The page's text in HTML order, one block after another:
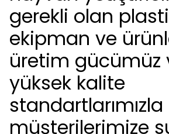
gerekli olan
ekipman ve
üretim gücümüz
yüksek kalite
standartlarımızla
müşterilerimize